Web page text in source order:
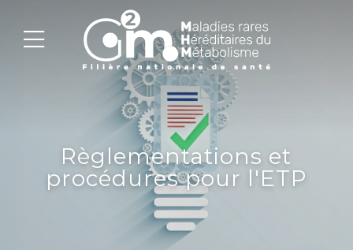
Règlementations et
procédures pour l'ETP